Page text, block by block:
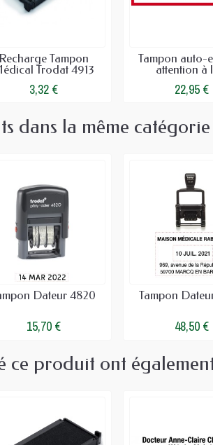
Recharge Tampon
Trodat 4913
3,32 €
Tampon auto-
attention à
22,95 €
dans la même catégorie
Dateur 4820
15,70 €
Tampon
48,50 €
ce produit ont